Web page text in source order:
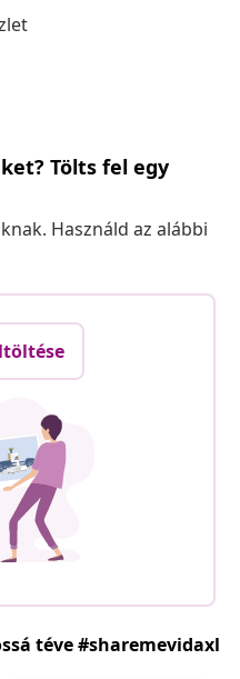
Tölts fel egy
Használd az alábbi
téve #sharemevidaxl